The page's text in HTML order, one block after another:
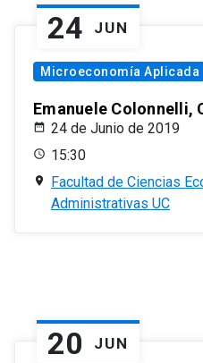
24 JUN
Microeconomía Aplicada
Emanuele Colonnelli,
24 de Junio de 2019
15:30
Facultad de Ciencias
Administrativas UC
20 JUN